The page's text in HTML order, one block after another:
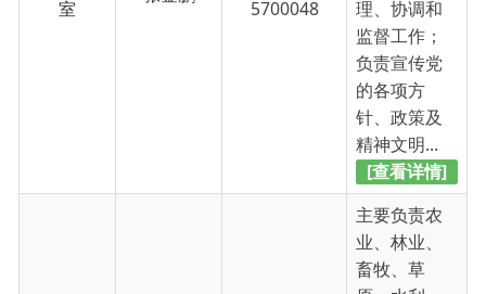
和财政办
严飞
主要负责农
业、林业、
畜牧、草
原、水利、
财政、土
地、交通、
乡村振兴、
新型城镇
化、村镇建
设、园林绿
化、生态环